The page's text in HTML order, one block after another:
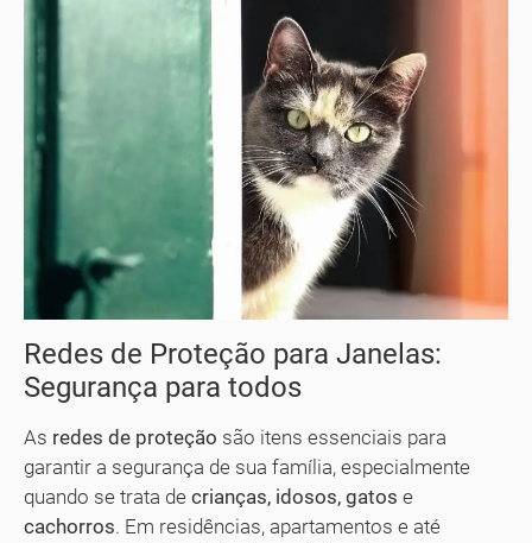
Redes de Proteção para Janelas:
Segurança para todos
As redes de proteção são itens essenciais para
garantir a segurança de sua família, especialmente
quando se trata de crianças, idosos, gatos e
cachorros. Em residências, apartamentos e até